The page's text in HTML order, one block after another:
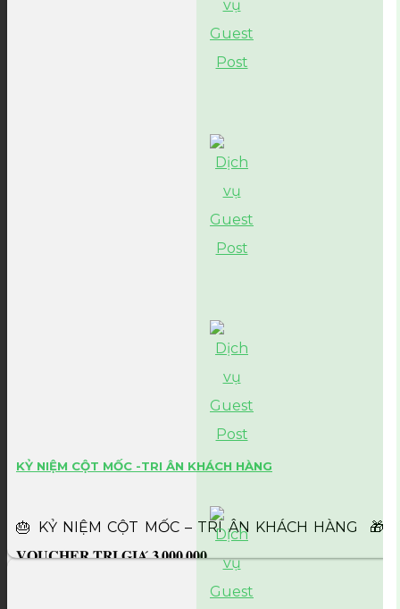
KỶ NIỆM CỘT MỐC -TRI ÂN KHÁCH HÀNG
🎂 KỶ NIỆM CỘT MỐC – TRI ÂN KHÁCH HÀNG 🎁
𝐕𝐎𝐔𝐂𝐇𝐄𝐑 𝐓𝐑𝐈̣ 𝐆𝐈𝐀́ 𝟑.𝟎𝟎𝟎.𝟎𝟎𝟎...